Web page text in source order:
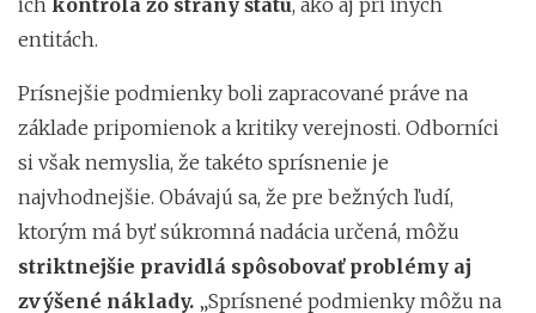
entitách.
Prísnejšie podmienky boli zapracované práve na
základe pripomienok a kritiky verejnosti. Odborníci
si však nemyslia, že takéto sprísnenie je
najvhodnejšie. Obávajú sa, že pre bežných ľudí,
ktorým má byť súkromná nadácia určená, môžu
striktnejšie pravidlá spôsobovať problémy aj
zvýšené náklady. „Sprísnené podmienky môžu na